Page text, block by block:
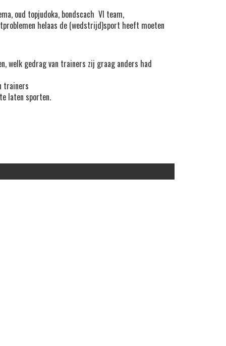
, oud topjudoka, bondscach VI team,
helaas de (wedstrijd)sport heeft moeten
welk gedrag van trainers zij graag anders had
trainers
laten sporten.